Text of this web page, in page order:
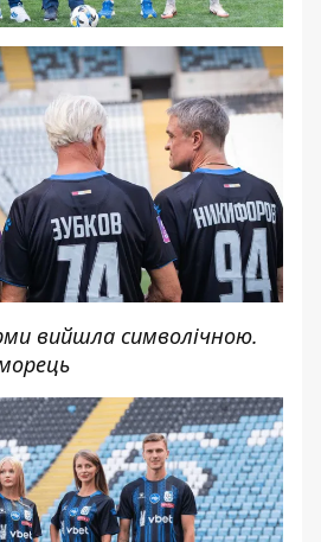
вийшла символічною.